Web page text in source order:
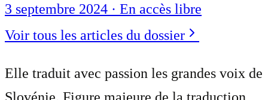
3 septembre 2024 · En accès libre
Voir tous les articles du dossier
Elle traduit avec passion les grandes voix de